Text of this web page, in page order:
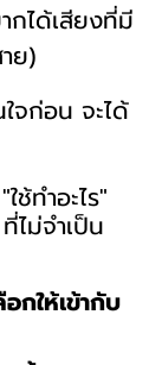
กได้เสียงที่มี
ย)
จก่อน จะได้
ช้ทำอะไร"
ไม่จำเป็น
กให้เข้ากับ